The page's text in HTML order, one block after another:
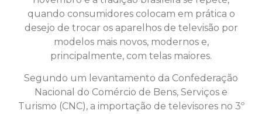
quando consumidores colocam em prática o
desejo de trocar os aparelhos de televisão por
modelos mais novos, modernos e,
principalmente, com telas maiores.
Segundo um levantamento da Confederação
Nacional do Comércio de Bens, Serviços e
Turismo (CNC), a importação de televisores no 3º